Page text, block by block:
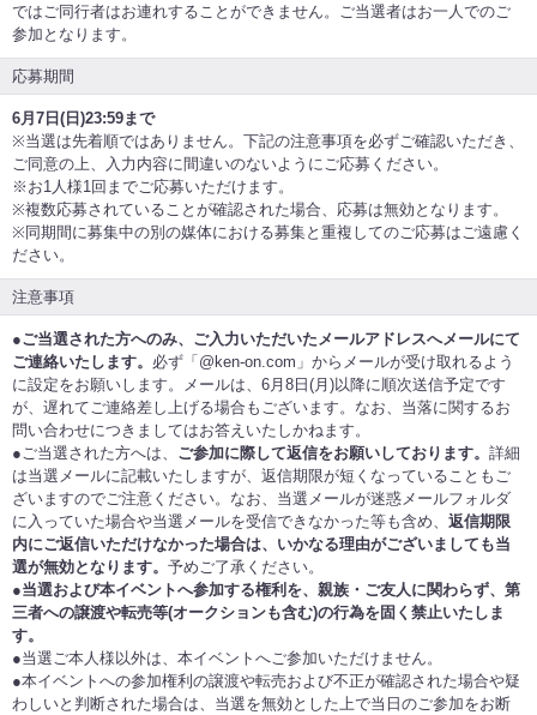
ではご同行者はお連れすることができません。ご当選者はお一人でのご
参加となります。
応募期間
6月7日(日)23:59まで
※当選は先着順ではありません。下記の注意事項を必ずご確認いただき、
ご同意の上、入力内容に間違いのないようにご応募ください。
※お1人様1回までご応募いただけます。
※複数応募されていることが確認された場合、応募は無効となります。
※同期間に募集中の別の媒体における募集と重複してのご応募はご遠慮く
ださい。
注意事項
●ご当選された方へのみ、ご入力いただいたメールアドレスへメールにて
ご連絡いたします。 必ず「@ken-on.com」からメールが受け取れるよう
に設定をお願いします。メールは、6月8日(月)以降に順次送信予定です
が、遅れてご連絡差し上げる場合もございます。なお、当落に関するお
問い合わせにつきましてはお答えいたしかねます。
●ご当選された方へは、 ご参加に際して返信をお願いしております。 詳細
は当選メールに記載いたしますが、返信期限が短くなっていることもご
ざいますのでご注意ください。なお、当選メールが迷惑メールフォルダ
に入っていた場合や当選メールを受信できなかった等も含め、 返信期限
内にご返信いただけなかった場合は、いかなる理由がございましても当
選が無効となります。 予めご了承ください。
●当選および本イベントへ参加する権利を、親族・ご友人に関わらず、第
三者への譲渡や転売等(オークションも含む)の行為を固く禁止いたしま
す。
●当選ご本人様以外は、本イベントへご参加いただけません。
●本イベントへの参加権利の譲渡や転売および不正が確認された場合や疑
わしいと判断された場合は、当選を無効とした上で当日のご参加をお断